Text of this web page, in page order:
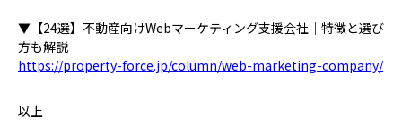
▼【24選】不動産向けWebマーケティング支援会社｜特徴と選び
方も解説
https://property-force.jp/column/web-marketing-company/
以上